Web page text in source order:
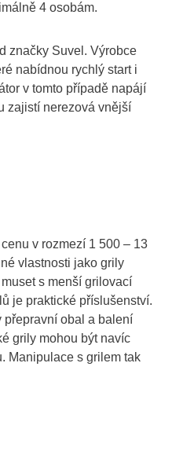
4 osobám.
značky Suvel. Výrobce
nabídnou rychlý start i
v tomto případě napájí
zajistí nerezová vnější
v rozmezí 1 500 – 13
vlastnosti jako grily
s menší grilovací
je praktické příslušenství.
přepravní obal a balení
grily mohou být navíc
Manipulace s grilem tak